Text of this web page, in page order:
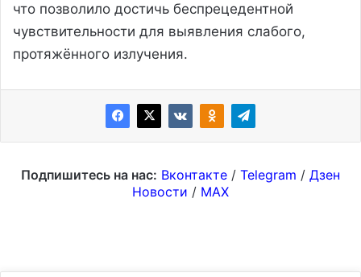
что позволило достичь беспрецедентной
чувствительности для выявления слабого,
протяжённого излучения.
Подпишитесь на нас: Вконтакте / Telegram / Дзен
Новости / MAX